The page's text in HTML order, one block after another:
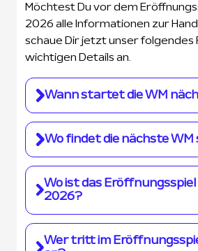
Möchtest Du vor dem
2026 alle Informationen zur
schaue Dir jetzt unser folgendes
wichtigen Details an.
Wann startet die WM
Die WM beginnt am 11. Juni
Ausweitung der WM-Endrunde
Mannschaften, erstreckt sich
Wochen. Die DFB-Elf bestreitet
ihren letzten Test gegen
Wo findet die nächste
Stattfinden wird die nächste
Ländern – den USA, Mexiko und
Zeitzonen ausgetragen wird.
Übertragungssystem ist
Wo ist das Eröffnungsspiel
2026?
Das Eröffnungsspiel der WM
Wer tritt im